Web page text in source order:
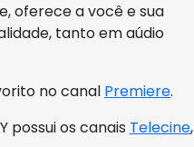
oferece a você e sua
tanto em aúdio
no canal Premiere.
possui os canais Telecine,